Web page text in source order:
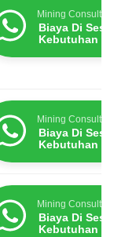
Mining Consultants
Biaya Di
Kebutuhan
Mining Consultants
Biaya Di
Kebutuhan
Mining Consultants
Biaya Di
Kebutuhan